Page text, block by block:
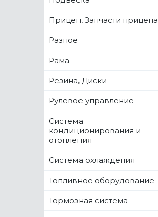
Прицеп, Запчасти прицепа
Разное
Рама
Резина, Диски
Рулевое управление
Система
кондиционирования и
отопления
Система охлаждения
Топливное оборудование
Тормозная система